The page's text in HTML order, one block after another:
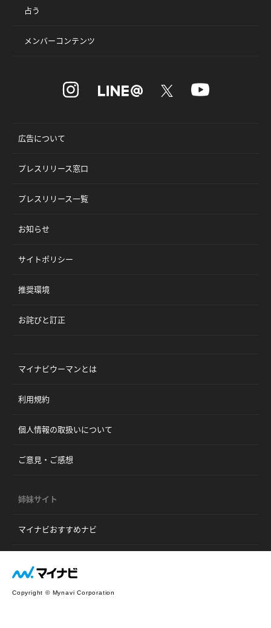
占う
メンバーコンテンツ
広告について
プレスリリース窓口
プレスリリース一覧
お知らせ
サイトポリシー
推奨環境
お詫びと訂正
マイナビウーマンとは
利用規約
個人情報の取扱いについて
ご意見・ご感想
姉妹サイト
マイナビおすすめナビ
Copyright © Mynavi Corporation